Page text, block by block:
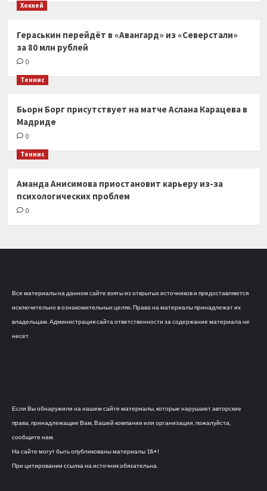
Хоккей
Гераськин перейдёт в «Авангард» из «Северстали»
за 80 млн рублей
0
Теннис
Бьорн Борг присутствует на матче Аслана Карацева в
Мадриде
0
Теннис
Аманда Анисимова приостановит карьеру из-за
психологических проблем
0
Все материалы на данном сайте взяты из открытых источников и предоставляются
исключительно в ознакомительных целях. Права на материалы принадлежат их
владельцам. Администрация сайта ответственности за содержание материала не
несет.
Если Вы обнаружили на нашем сайте материалы, которые нарушают авторские
права, принадлежащие Вам, Вашей компании или организации, пожалуйста,
сообщите нам.
На сайте могут быть опубликованы материалы 18+!
При цитировании ссылка на источник обязательна.